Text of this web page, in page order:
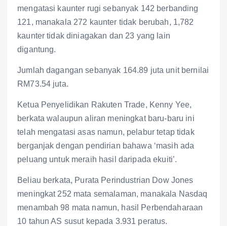
mengatasi kaunter rugi sebanyak 142 berbanding
121, manakala 272 kaunter tidak berubah, 1,782
kaunter tidak diniagakan dan 23 yang lain
digantung.
Jumlah dagangan sebanyak 164.89 juta unit bernilai
RM73.54 juta.
Ketua Penyelidikan Rakuten Trade, Kenny Yee,
berkata walaupun aliran meningkat baru-baru ini
telah mengatasi asas namun, pelabur tetap tidak
berganjak dengan pendirian bahawa ‘masih ada
peluang untuk meraih hasil daripada ekuiti’.
Beliau berkata, Purata Perindustrian Dow Jones
meningkat 252 mata semalaman, manakala Nasdaq
menambah 98 mata namun, hasil Perbendaharaan
10 tahun AS susut kepada 3.931 peratus.